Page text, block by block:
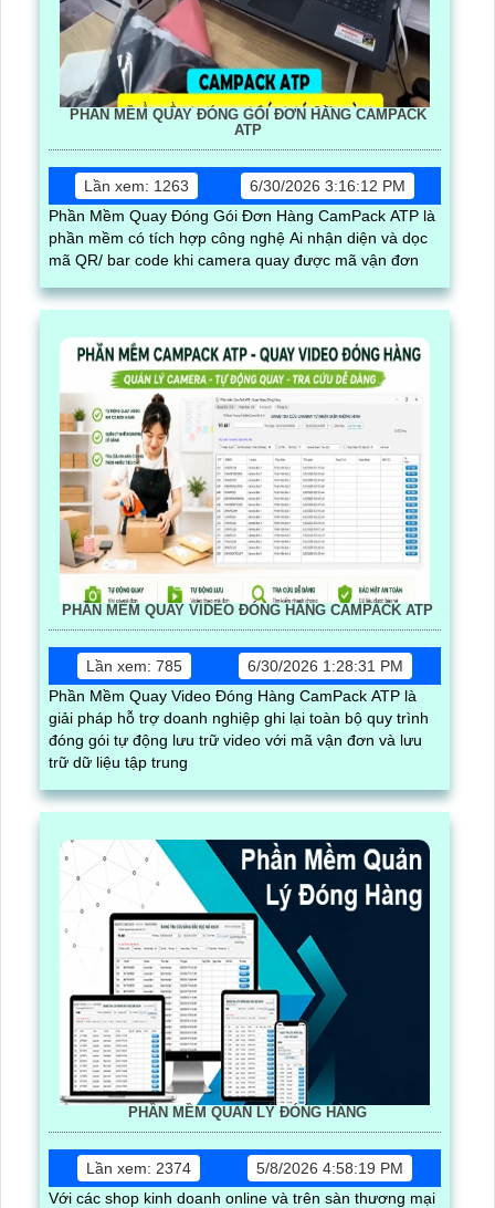
PHẦN MỀM QUAY ĐÓNG GÓI ĐƠN HÀNG CAMPACK
ATP
Lần xem: 1263
6/30/2026 3:16:12 PM
Phần Mềm Quay Đóng Gói Đơn Hàng CamPack ATP là
phần mềm có tích hợp công nghệ Ai nhận diện và dọc
mã QR/ bar code khi camera quay được mã vận đơn
PHẦN MỀM QUAY VIDEO ĐÓNG HÀNG CAMPACK ATP
Lần xem: 785
6/30/2026 1:28:31 PM
Phần Mềm Quay Video Đóng Hàng CamPack ATP là
giải pháp hỗ trợ doanh nghiệp ghi lại toàn bộ quy trình
đóng gói tự động lưu trữ video với mã vận đơn và lưu
trữ dữ liệu tập trung
PHẦN MỀM QUẢN LÝ ĐÓNG HÀNG
Lần xem: 2374
5/8/2026 4:58:19 PM
Với các shop kinh doanh online và trên sàn thương mại